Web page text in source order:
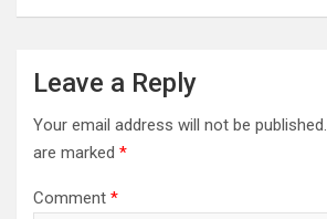
Leave a Reply
Your email address will not be published.
are marked *
Comment *